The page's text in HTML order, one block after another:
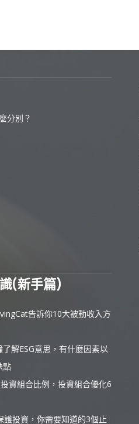
分別？
(新手篇)
告訴你10大被動收入方
了解ESG意思，有什麼因素以
點
資組合比例，投資組合優化6
護投資，你需要知道的3個止